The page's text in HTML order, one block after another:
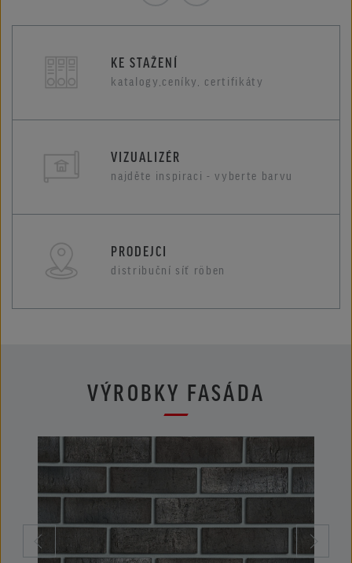
KE STAŽENÍ
katalogy,ceníky, certifikáty
VIZUALIZÉR
najděte inspiraci - vyberte barvu
PRODEJCI
distribuční síť röben
VÝROBKY FASÁDA